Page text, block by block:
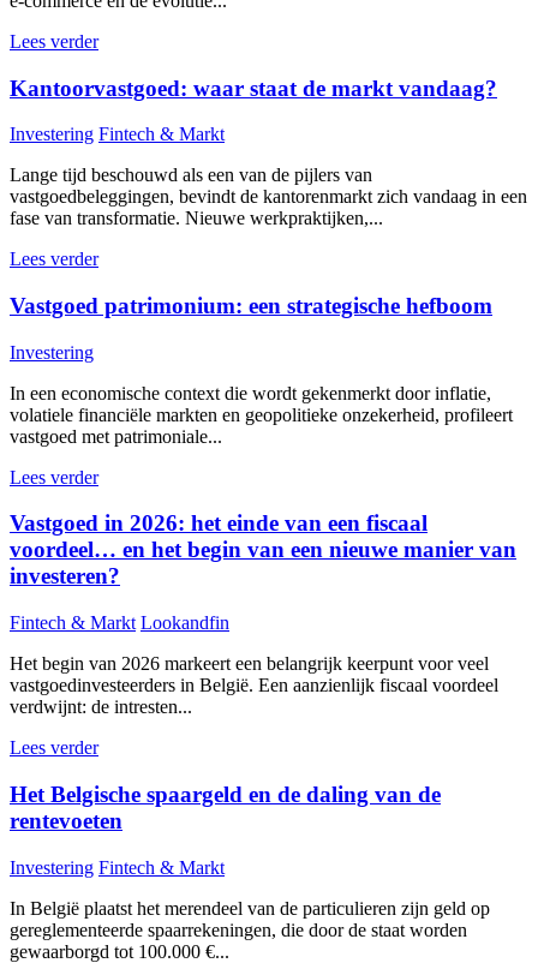
Lees verder
Kantoorvastgoed: waar staat de markt vandaag?
Investering Fintech & Markt
Lange tijd beschouwd als een van de pijlers van
vastgoedbeleggingen, bevindt de kantorenmarkt zich vandaag in een
fase van transformatie. Nieuwe werkpraktijken,...
Lees verder
Vastgoed patrimonium: een strategische hefboom
Investering
In een economische context die wordt gekenmerkt door inflatie,
volatiele financiële markten en geopolitieke onzekerheid, profileert
vastgoed met patrimoniale...
Lees verder
Vastgoed in 2026: het einde van een fiscaal
voordeel… en het begin van een nieuwe manier van
investeren?
Fintech & Markt Lookandfin
Het begin van 2026 markeert een belangrijk keerpunt voor veel
vastgoedinvesteerders in België. Een aanzienlijk fiscaal voordeel
verdwijnt: de intresten...
Lees verder
Het Belgische spaargeld en de daling van de
rentevoeten
Investering Fintech & Markt
In België plaatst het merendeel van de particulieren zijn geld op
gereglementeerde spaarrekeningen, die door de staat worden
gewaarborgd tot 100.000 €...